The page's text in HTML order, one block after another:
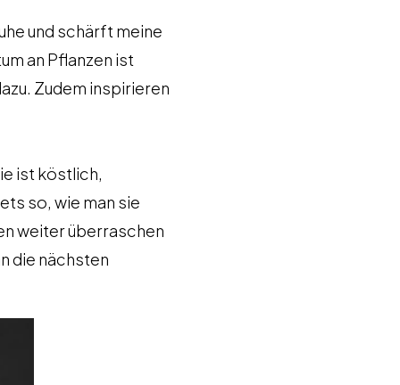
und schärft meine
an Pflanzen ist
Zudem inspirieren
ist köstlich,
so, wie man sie
weiter überraschen
die nächsten